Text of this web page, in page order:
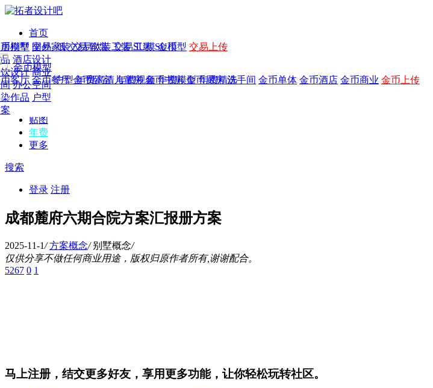
首页
发现
年费 作品 图纸 交易 软装 工装 SU模 金币
年费版块
费图纸 年费户型 年费高清 年费视频 年费模型 年费精选
作品
别墅 国外
酒店设计
设计 商业
办公空间
作品 户型
模型
模型 交易家装 交易软装 交易工装 SU模型 交易上传
金币模型
客厅 金币餐厅 金币卧室 儿童房 金币书房 金币厨房 洗手间 金币单体 金币酒店 金币商业 金币上传
CAD
概念
贴图
年费
更多
搜索
登录 注册
成都麓府六期合院方案汇报册方案
2025-11-1/ 方案概念/ 别墅概念/
仅供分享不做任何商业用途，版权归原作者所有,谢谢配合。
5267 0 1
马上注册，结交更多好友，享用更多功能，让你轻松玩转社区。